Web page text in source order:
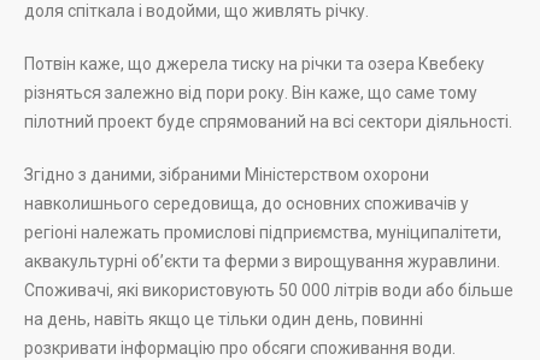
доля спіткала і водойми, що живлять річку.
Потвін каже, що джерела тиску на річки та озера Квебеку
різняться залежно від пори року. Він каже, що саме тому
пілотний проект буде спрямований на всі сектори діяльності.
Згідно з даними, зібраними Міністерством охорони
навколишнього середовища, до основних споживачів у
регіоні належать промислові підприємства, муніципалітети,
аквакультурні об’єкти та ферми з вирощування журавлини.
Споживачі, які використовують 50 000 літрів води або більше
на день, навіть якщо це тільки один день, повинні
розкривати інформацію про обсяги споживання води.